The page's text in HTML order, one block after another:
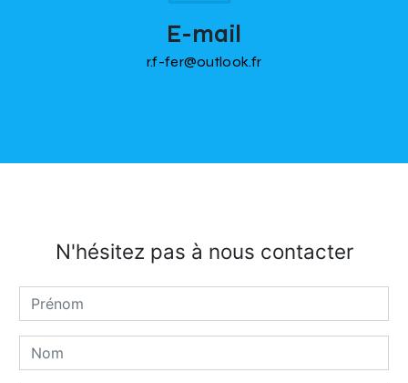
E-mail
r.f-fer@outlook.fr
N'hésitez pas à nous contacter